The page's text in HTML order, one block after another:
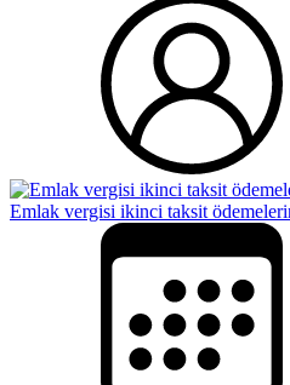
Emlak vergisi ikinci taksit